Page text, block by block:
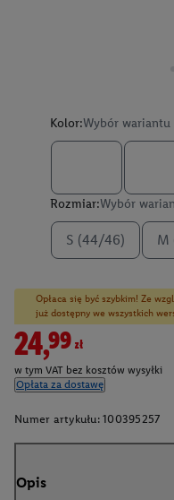
Kolor:Wybór wariantu
Rozmiar:Wybór
S (44/46) M
Opłaca się być szybkim! Ze
już dostępny we wszystkich
24,99zł
w tym VAT bez kosztów wysyłki
Opłata za dostawę
Numer artykułu: 100395257
Opis